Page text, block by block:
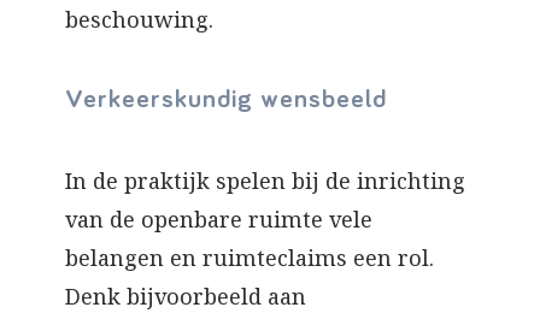
beschouwing.
Verkeerskundig wensbeeld
In de praktijk spelen bij de inrichting
van de openbare ruimte vele
belangen en ruimteclaims een rol.
Denk bijvoorbeeld aan